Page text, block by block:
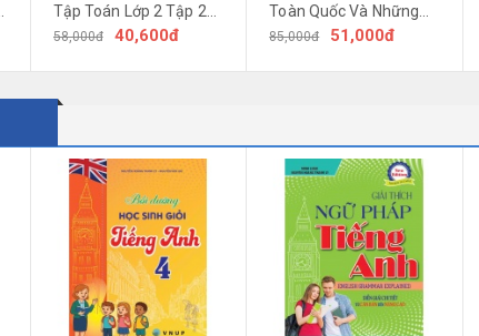
Tập Toán Lớp 2 Tập 2
(Bám Sát SGK Kết Nối
58,000đ 40,600đ
Toàn Quốc Và Những
Bài Được Giải Bậc Tiểu
85,000đ 51,000đ